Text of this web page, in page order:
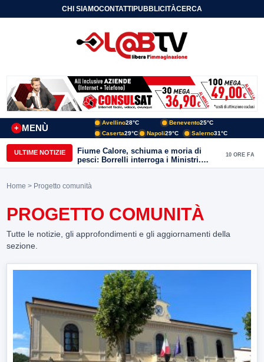
CHI SIAMOCONTATTIPUBBLICITÀCERCA
MENÙ
+
Avellino28°C Benevento25°C
Caserta29°C Napoli29°C Salerno31°C
ULTIME NOTIZIE
Fiume Calore, schiuma e moria di
pesci: Borrelli interroga i Ministri.
“Benevento paga l’assenza del
10 ORE FA
Home > Progetto comunità
PROGETTO COMUNITÀ
Tutte le notizie, gli approfondimenti e gli aggiornamenti della
sezione.